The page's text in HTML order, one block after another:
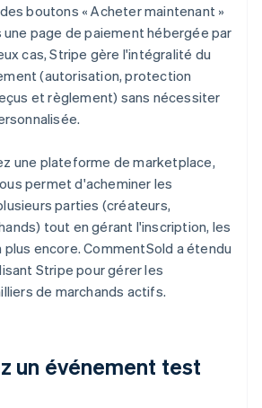
boutons « Acheter maintenant »
page de paiement hébergée par
cas, Stripe gère l'intégralité du
(autorisation, protection
et règlement) sans nécessiter
une plateforme de marketplace,
permet d'acheminer les
parties (créateurs,
tout en gérant l'inscription, les
encore. CommentSold a étendu
Stripe pour gérer les
de marchands actifs.
un événement test